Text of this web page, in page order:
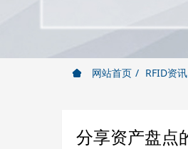
网站首页 RFID资讯
分享资产盘点